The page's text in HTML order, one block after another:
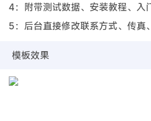
4：附带测试数据、安装教程、入
5：后台直接修改联系方式、传真
模板效果